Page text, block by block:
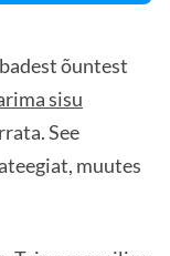
õuntest
sisu
See
muutes